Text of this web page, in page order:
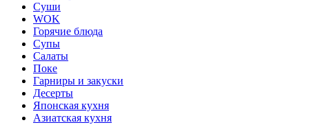
Суши
WOK
Горячие блюда
Супы
Салаты
Поке
Гарниры и закуски
Десерты
Японская кухня
Азиатская кухня